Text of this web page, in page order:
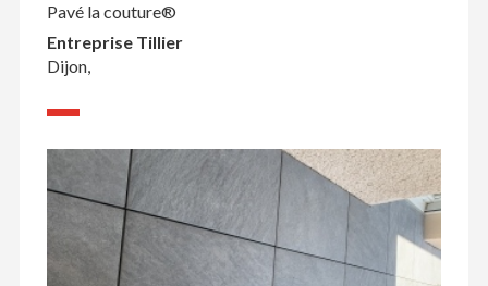
Pavé la couture®
Entreprise Tillier
Dijon,